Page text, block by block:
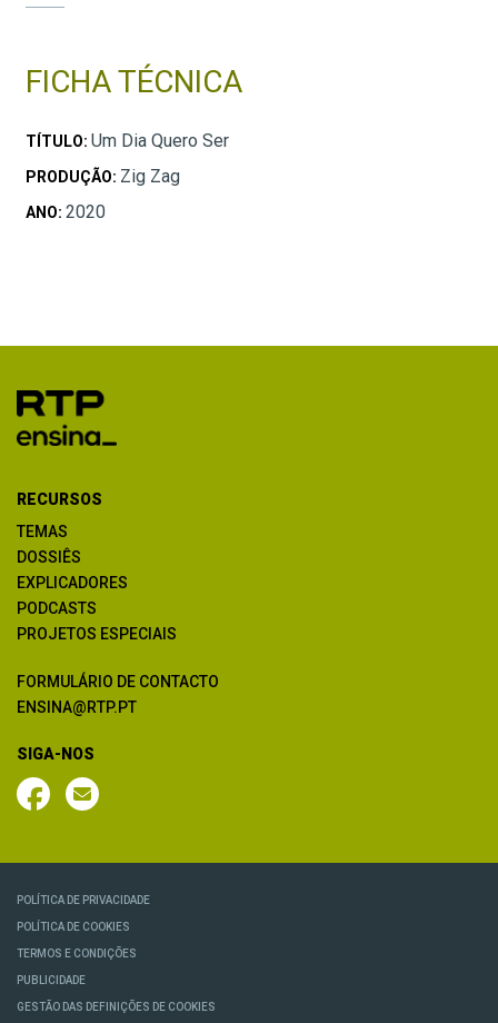
FICHA TÉCNICA
TÍTULO: Um Dia Quero Ser
PRODUÇÃO: Zig Zag
ANO: 2020
RECURSOS
TEMAS
DOSSIÊS
EXPLICADORES
PODCASTS
PROJETOS ESPECIAIS
FORMULÁRIO DE CONTACTO
ENSINA@RTP.PT
SIGA-NOS
POLÍTICA DE PRIVACIDADE
POLÍTICA DE COOKIES
TERMOS E CONDIÇÕES
PUBLICIDADE
GESTÃO DAS DEFINIÇÕES DE COOKIES